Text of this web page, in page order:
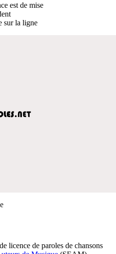
est de mise
sur la ligne
licence de paroles de chansons